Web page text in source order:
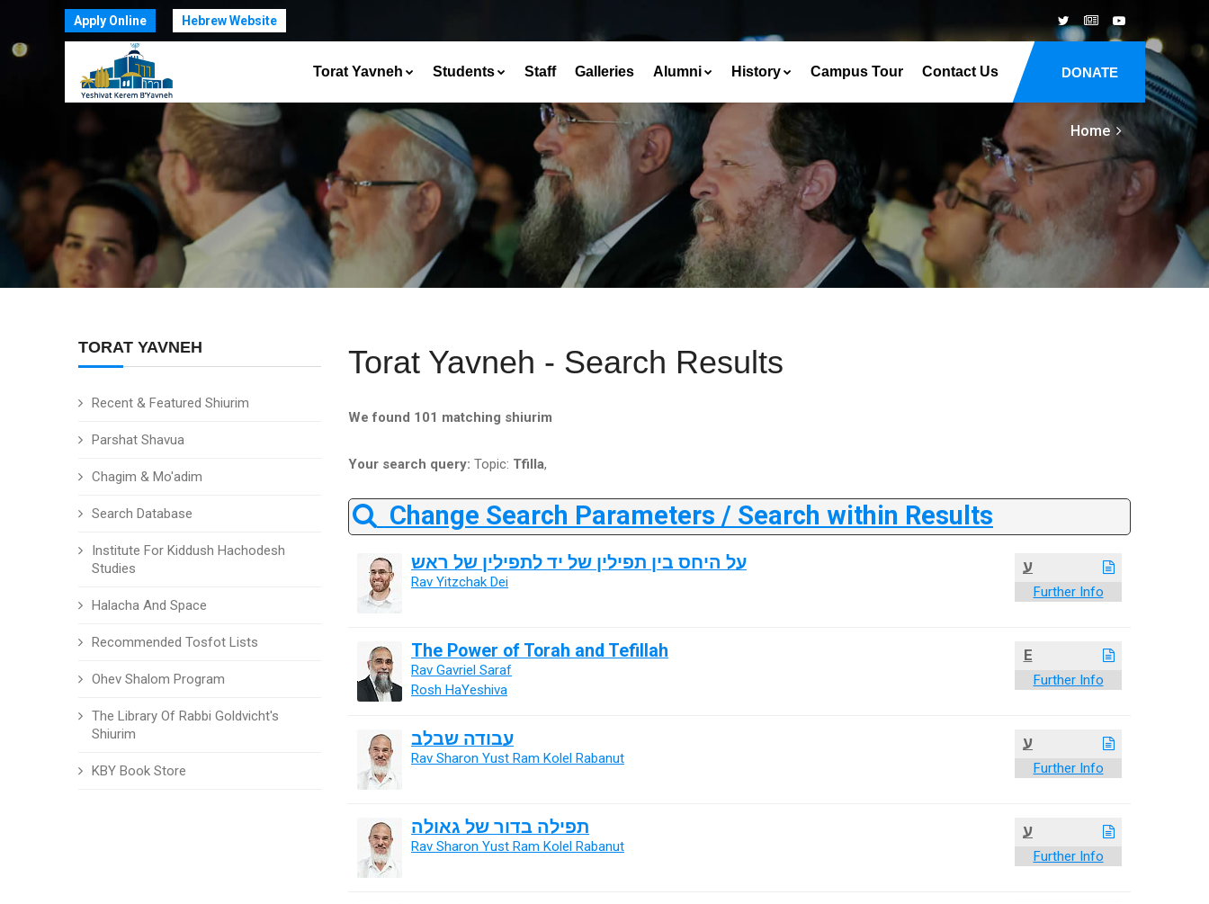
Apply Online Hebrew Website
DONATE
Torat Yavneh Students Staff Galleries Alumni History Campus Tour Contact Us
Home
TORAT YAVNEH
Recent & Featured Shiurim
Parshat Shavua
Chagim & Mo'adim
Search Database
Institute For Kiddush Hachodesh
Studies
Halacha And Space
Recommended Tosfot Lists
Ohev Shalom Program
The Library Of Rabbi Goldvicht's
Shiurim
KBY Book Store
Torat Yavneh - Search Results
We found 101 matching shiurim
Your search query: Topic: Tfilla,
Change Search Parameters / Search within Results
ע
Further Info
על היחס בין תפילין של יד לתפילין של ראש
Rav Yitzchak Dei
E
Further Info
The Power of Torah and Tefillah
Rav Gavriel Saraf
Rosh HaYeshiva
ע
Further Info
עבודה שבלב
Rav Sharon Yust Ram Kolel Rabanut
ע
Further Info
תפילה בדור של גאולה
Rav Sharon Yust Ram Kolel Rabanut